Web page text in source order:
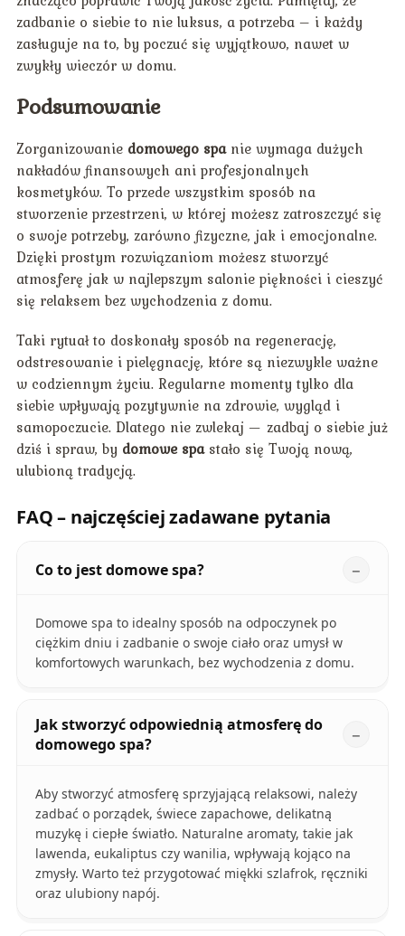
zadbanie o siebie to nie luksus, a potrzeba – i każdy
zasługuje na to, by poczuć się wyjątkowo, nawet w
zwykły wieczór w domu.
Podsumowanie
Zorganizowanie domowego spanie wymaga dużych
nakładów finansowych ani profesjonalnych
kosmetyków. To przede wszystkim sposób na
stworzenie przestrzeni, w której możesz zatroszczyć się
o swoje potrzeby, zarówno fizyczne, jak i emocjonalne.
Dzięki prostym rozwiązaniom możesz stworzyć
atmosferę jak w najlepszym salonie piękności i cieszyć
się relaksem bez wychodzenia z domu.
Taki rytuał to doskonały sposób na regenerację,
odstresowanie i pielęgnację, które są niezwykle ważne
w codziennym życiu. Regularne momenty tylko dla
siebie wpływają pozytywnie na zdrowie, wygląd i
samopoczucie. Dlatego nie zwlekaj — zadbaj o siebie już
dziś i spraw, by domowe spastało się Twoją nową,
ulubioną tradycją.
FAQ – najczęściej zadawane pytania
Co to jest domowe spa?
Domowe spa to idealny sposób na odpoczynek po
ciężkim dniu i zadbanie o swoje ciało oraz umysł w
komfortowych warunkach, bez wychodzenia z domu.
Jak stworzyć odpowiednią atmosferę do
domowego spa?
Aby stworzyć atmosferę sprzyjającą relaksowi, należy
zadbać o porządek, świece zapachowe, delikatną
muzykę i ciepłe światło. Naturalne aromaty, takie jak
lawenda, eukaliptus czy wanilia, wpływają kojąco na
zmysły. Warto też przygotować miękki szlafrok, ręczniki
oraz ulubiony napój.